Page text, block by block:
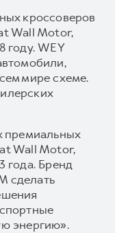
кроссоверов
Wall Motor,
году. WEY
мире схеме.
премиальных
Wall Motor,
года. Бренд
сделать
энергию».